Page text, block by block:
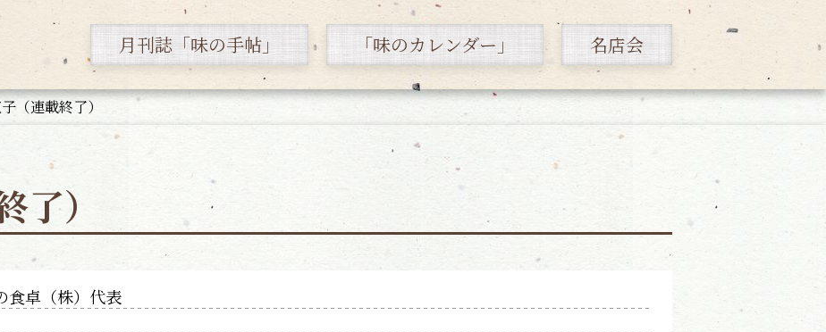
月刊誌「味の手帖」 「味のカレンダー」 名店会
（連載終了）
）
食卓（株）代表